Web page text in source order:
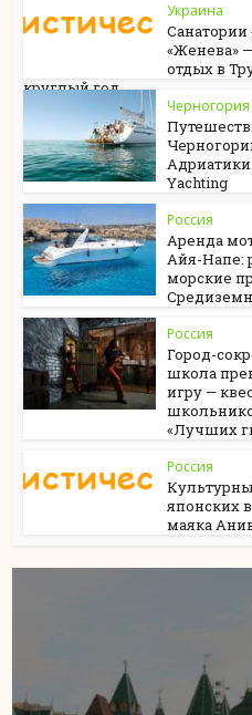
Украина
Санатории
«Женева»
отдых в
круглый год
Черногория
Адриатики
Yachting
Россия
Аренда
Айя-Напе:
морские
Россия
Город-
школа
игру —
«Лучших
Россия
японских
маяка